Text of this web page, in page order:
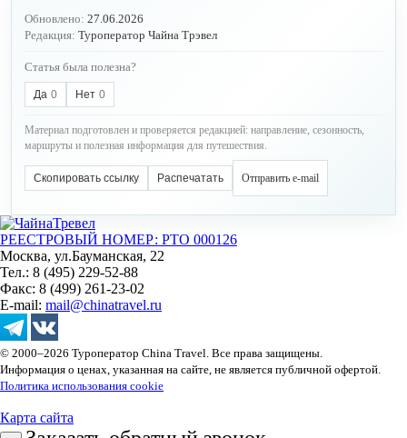
Обновлено: 27.06.2026
Редакция: Туроператор Чайна Трэвел
Статья была полезна?
Да 0 Нет 0
Материал подготовлен и проверяется редакцией: направление, сезонность,
маршруты и полезная информация для путешествия.
Скопировать ссылку Распечатать Отправить e-mail
РЕЕСТРОВЫЙ НОМЕР: РТО 000126
Москва, ул.Бауманская, 22
Тел.: 8 (495) 229-52-88
Факс: 8 (499) 261-23-02
E-mail: mail@chinatravel.ru
© 2000–2026 Туроператор China Travel. Все права защищены.
Информация о ценах, указанная на сайте, не является публичной офертой.
Политика использования cookie
Карта сайта